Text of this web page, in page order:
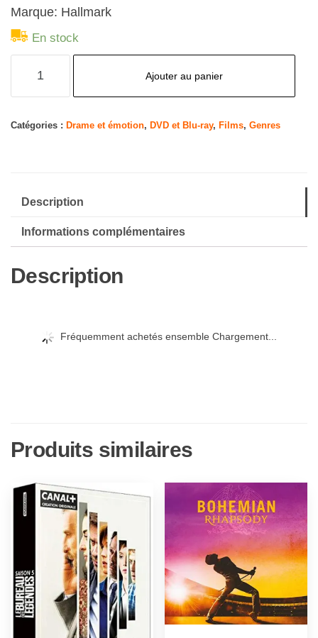
Marque: Hallmark
En stock
for
Eve
Feature)
Ajouter au panier
Catégories : Drame et émotion, DVD et Blu-ray, Films, Genres
Description
Informations complémentaires
Description
Fréquemment achetés ensemble Chargement...
Produits similaires